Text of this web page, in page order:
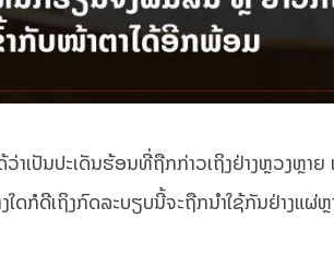
າເປັນປະເດັນຮ້ອນທີ່ຖືກກ່າວເຖິງຢ່າງຫຼວງຫຼາຍ
ດກໍດີເຖິງກົດລະບຽບນີ້ຈະຖືກນໍາໃຊ້ກັນຢ່າງແຜ່